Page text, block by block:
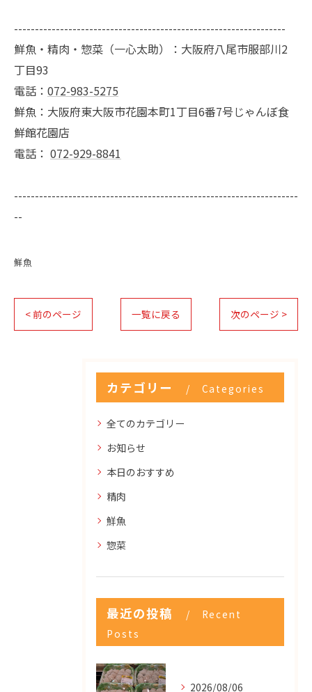
-----------------------------------------------------------------
鮮魚・精肉・惣菜（一心太助）：大阪府八尾市服部川2
丁目93
電話： 072-983-5275
鮮魚：大阪府東大阪市花園本町1丁目6番7号じゃんぼ食
鮮館花園店
電話： 072-929-8841
--------------------------------------------------------------------
--
鮮魚
< 前のページ 一覧に戻る 次のページ >
カテゴリー Categories
全てのカテゴリー
お知らせ
本日のおすすめ
精肉
鮮魚
惣菜
最近の投稿
Recent
Posts
2026/08/06